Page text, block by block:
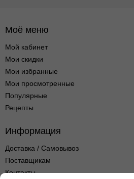
Моё меню
Мой кабинет
Мои скидки
Мои избранные
Мои просмотренные
Популярные
Рецепты
Информация
Доставка / Самовывоз
Поставщикам
Контакты